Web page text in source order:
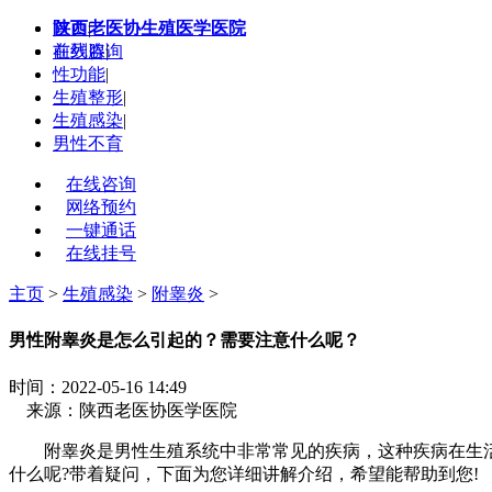
陕西老医协生殖医学医院
在线咨询
首页|
前列腺|
性功能|
生殖整形|
生殖感染|
男性不育
在线咨询
网络预约
一键通话
在线挂号
主页 > 生殖感染 > 附睾炎 >
男性附睾炎是怎么引起的？需要注意什么呢？
时间：2022-05-16 14:49
来源：陕西老医协医学医院
附睾炎是男性生殖系统中非常常见的疾病，这种疾病在生
什么呢?带着疑问，下面为您详细讲解介绍，希望能帮助到您!